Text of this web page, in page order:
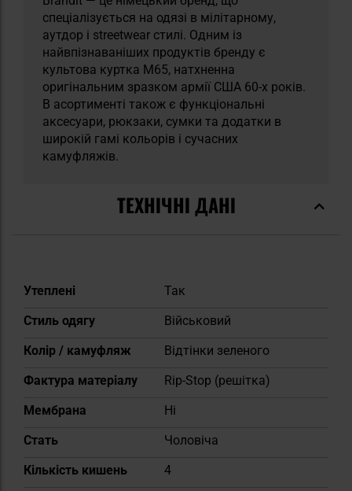
спеціалізується на одязі в мілітарному,
аутдор і streetwear стилі. Одним із
найвпізнаваніших продуктів бренду є
культова куртка M65, натхненна
оригінальним зразком армії США 60-х років.
В асортименті також є функціональні
аксесуари, рюкзаки, сумки та додатки в
широкій гамі кольорів і сучасних
камуфляжів.
ТЕХНІЧНІ ДАНІ
Докладніше
Утеплені
Так
Стиль одягу
Військовий
Колір / камуфляж
Відтінки зеленого
Фактура матеріалу
Rip-Stop (решітка)
Мембрана
Ні
Cтать
Чоловіча
Кількість кишень
4